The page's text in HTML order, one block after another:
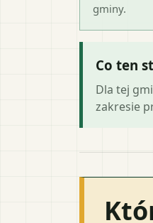
gminy.
Co ten
Dla tej
zakresie